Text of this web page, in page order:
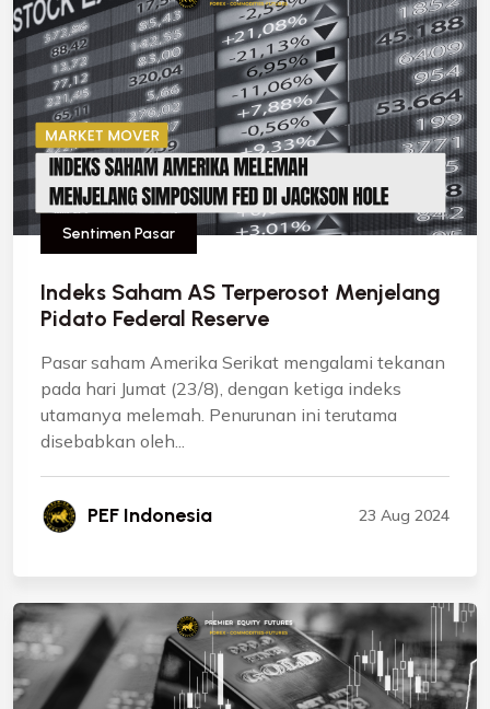
Sentimen Pasar
Indeks Saham AS Terperosot Menjelang
Pidato Federal Reserve
Pasar saham Amerika Serikat mengalami tekanan
pada hari Jumat (23/8), dengan ketiga indeks
utamanya melemah. Penurunan ini terutama
disebabkan oleh...
PEF Indonesia 23 Aug 2024